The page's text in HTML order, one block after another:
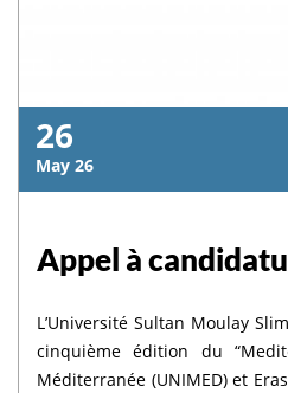
26
May 26
Appel à
L’Université Sultan Moulay
cinquième édition du
Méditerranée (UNIMED) et